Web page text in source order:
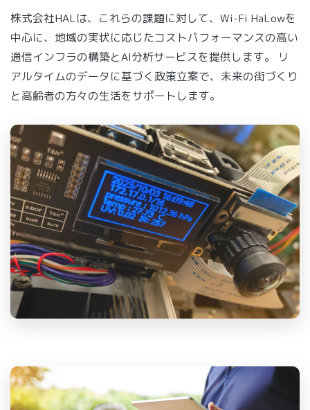
株式会社HALは、これらの課題に対して、Wi-Fi HaLowを
中心に、地域の実状に応じたコストパフォーマンスの高い
通信インフラの構築とAI分析サービスを提供します。 リ
アルタイムのデータに基づく政策立案で、未来の街づくり
と高齢者の方々の生活をサポートします。